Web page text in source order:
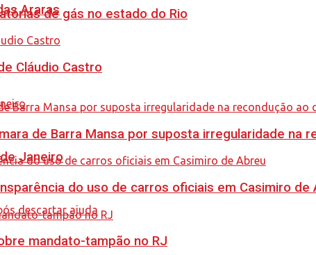
Araras
Janeiro
de gás no estado do Rio
Cláudio Castro
de Barra Mansa por suposta irregularidade na
do uso de carros oficiais em Casimiro de
mandato-tampão no RJ